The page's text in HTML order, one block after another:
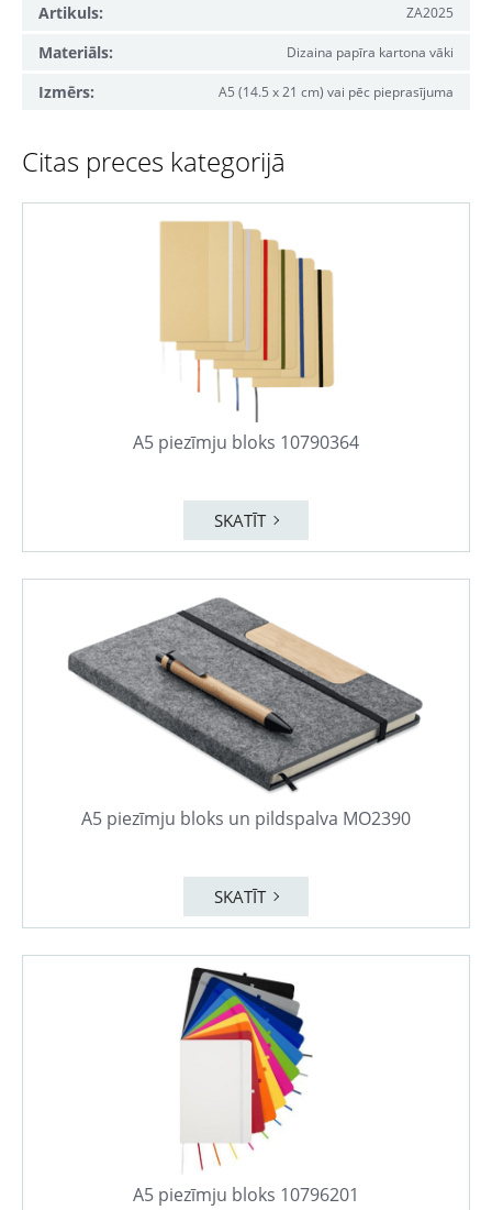
Artikuls: ZA2025
Materiāls: Dizaina papīra kartona vāki
Izmērs: A5 (14.5 x 21 cm) vai pēc pieprasījuma
Citas preces kategorijā
A5 piezīmju bloks 10790364
SKATĪT
A5 piezīmju bloks un pildspalva MO2390
SKATĪT
A5 piezīmju bloks 10796201